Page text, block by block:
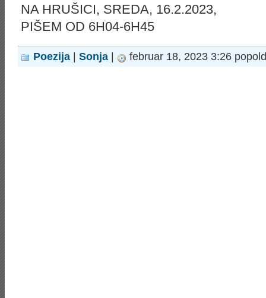
NA HRUŠICI, SREDA, 16.2.2023,
PIŠEM OD 6H04-6H45
Poezija Sonja februar 18, 2023 3:26